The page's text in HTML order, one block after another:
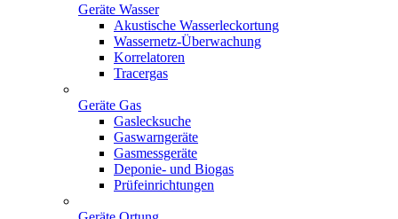
Geräte Wasser
Akustische Wasserleckortung
Wassernetz-Überwachung
Korrelatoren
Tracergas
Geräte Gas
Gaslecksuche
Gaswarngeräte
Gasmessgeräte
Deponie- und Biogas
Prüfeinrichtungen